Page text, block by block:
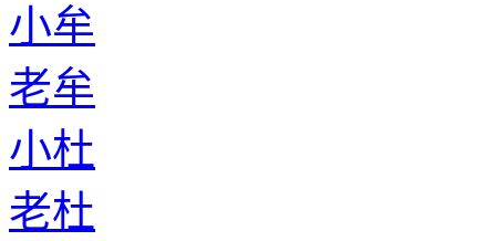
小牟
老牟
小杜
老杜